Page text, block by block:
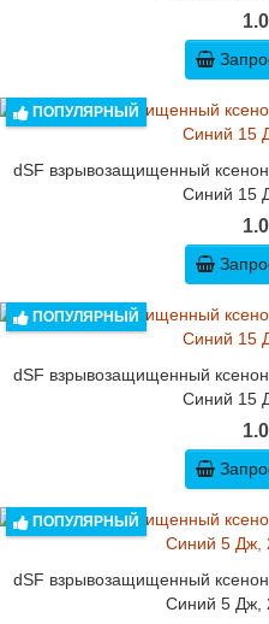
ПОПУЛЯРНЫЙ
dSF взрывозащищенный
Синий 15
ПОПУЛЯРНЫЙ
dSF взрывозащищенный
Синий 15
ПОПУЛЯРНЫЙ
dSF взрывозащищенный
Синий 5 Дж,